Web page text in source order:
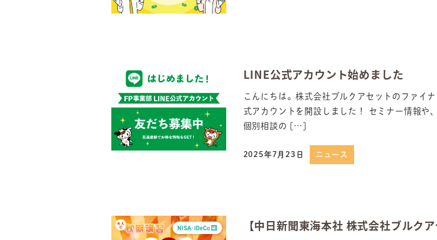
LINE公式アカウント始めました
こんにちは。株式会社ブルクアセットのファイ
式アカウントを開設しました！ セミナー情報や
個別相談の […]
2025年7月23日 ニュース
【中日新聞東海本社 株式会社ブルク